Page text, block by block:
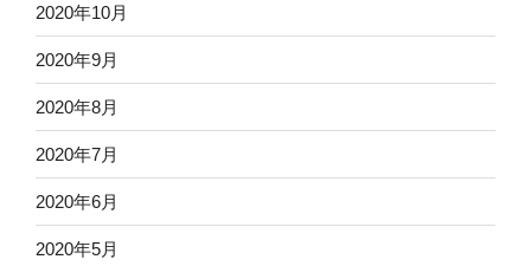
2020年10月
2020年9月
2020年8月
2020年7月
2020年6月
2020年5月